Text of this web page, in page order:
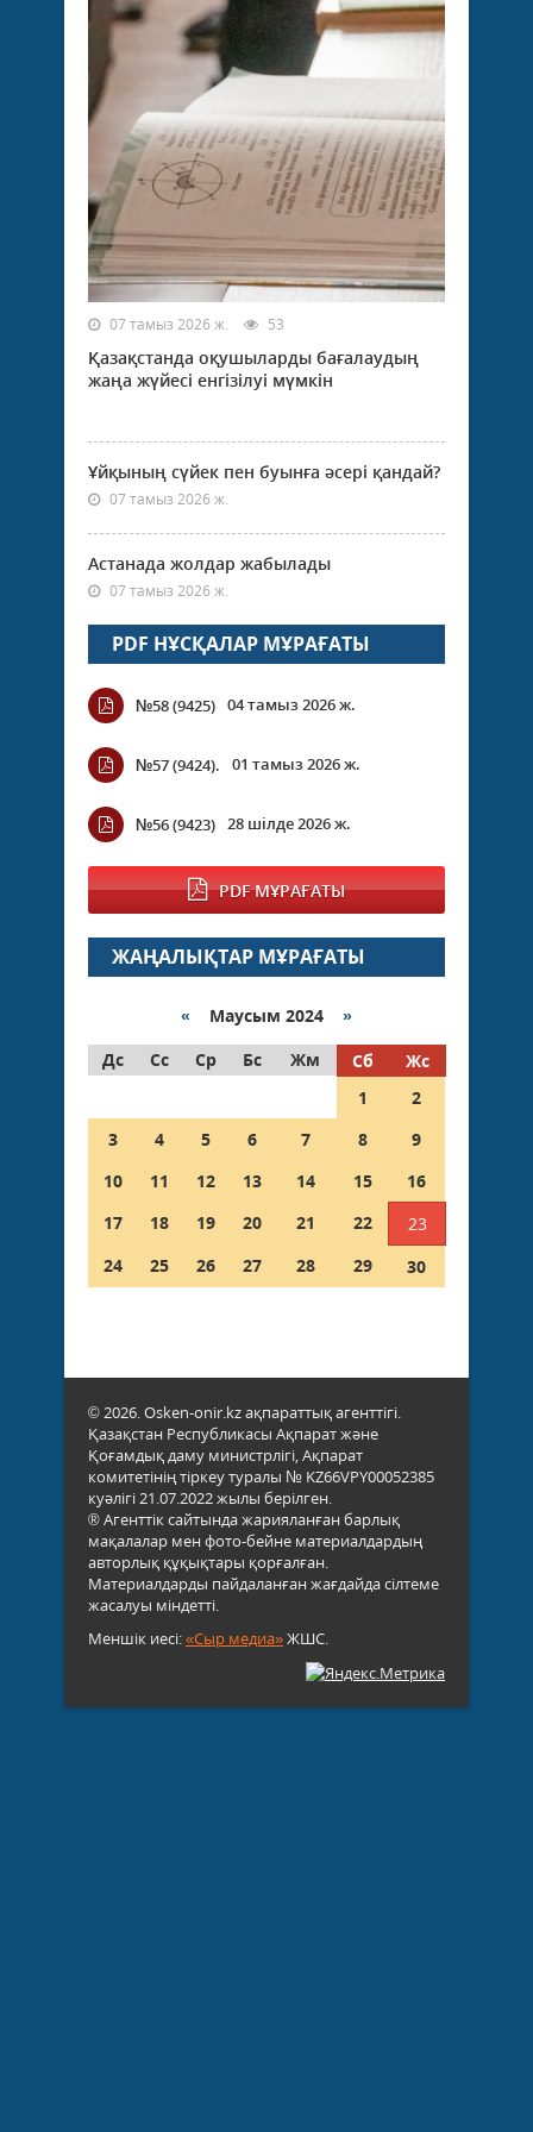
07 тамыз 2026 ж. 53
Қазақстанда оқушыларды бағалаудың
жаңа жүйесі енгізілуі мүмкін
Ұйқының сүйек пен буынға әсері қандай?
07 тамыз 2026 ж.
Астанада жолдар жабылады
07 тамыз 2026 ж.
PDF НҰСҚАЛАР МҰРАҒАТЫ
№58 (9425) 04 тамыз 2026 ж.
№57 (9424). 01 тамыз 2026 ж.
№56 (9423) 28 шілде 2026 ж.
PDF МҰРАҒАТЫ
ЖАҢАЛЫҚТАР МҰРАҒАТЫ
« Маусым 2024 »
Дс
Сс Ср Бс Жм Сб
Жс
1
2
3
4 5 6 7 8
9
10
11 12 13 14 15
16
17
18 19 20 21 22
23
24
25 26 27 28 29 30
© 2026. Osken-onir.kz ақпараттық агенттігі.
Қазақстан Республикасы Ақпарат және
Қоғамдық даму министрлігі, Ақпарат
комитетінің тіркеу туралы № KZ66VPY00052385
куәлігі 21.07.2022 жылы берілген.
® Агенттік сайтында жарияланған барлық
мақалалар мен фото-бейне материалдардың
авторлық құқықтары қорғалған.
Материалдарды пайдаланған жағдайда сілтеме
жасалуы міндетті.
Меншік иесі:«Сыр медиа»ЖШС.